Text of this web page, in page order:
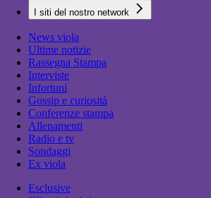
I siti del nostro network
News viola
Ultime notizie
Rassegna Stampa
Interviste
Infortuni
Gossip e curiosità
Conferenze stampa
Allenamenti
Radio e tv
Sondaggi
Ex viola
Esclusive